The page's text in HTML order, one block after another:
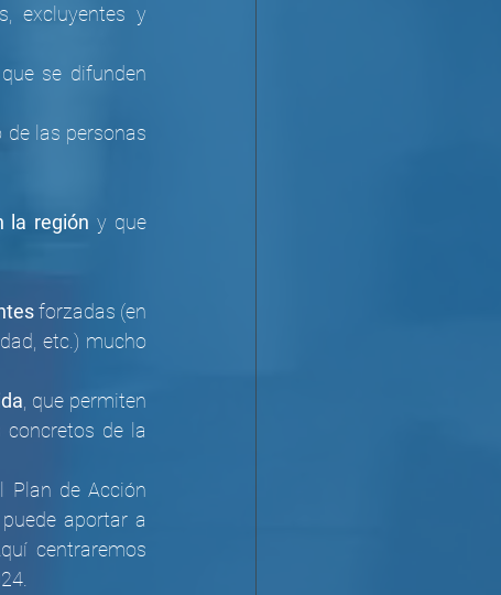
excluyentes y
que se difunden
las personas
la región y que
forzadas (en
etc.) mucho
, que permiten
de la
Plan de Acción
aportar a
centraremos